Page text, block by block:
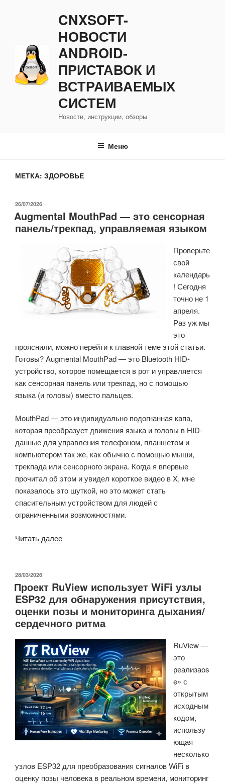
CNXSOFT-
НОВОСТИ
ANDROID-
ПРИСТАВОК И
ВСТРАИВАЕМЫХ
СИСТЕМ
Новости, инструкции, обзоры
Меню
МЕТКА: ЗДОРОВЬЕ
ОПУБЛИКОВАНО
26/07/2026
Augmental MouthPad — это сенсорная
панель/трекпад, управляемая языком
Проверьте
свой
календарь
! Сегодня
точно не 1
апреля.
Раз уж мы
это
прояснили, можно перейти к главной теме этой статьи.
Готовы? Augmental MouthPad — это Bluetooth HID-
устройство, которое помещается в рот и управляется
как сенсорная панель или трекпад, но с помощью
языка (и головы) вместо пальцев.
MouthPad — это индивидуально подогнанная капа,
которая преобразует движения языка и головы в HID-
данные для управления телефоном, планшетом и
компьютером так же, как обычно с помощью мыши,
трекпада или сенсорного экрана. Когда я впервые
прочитал об этом и увидел короткое видео в X, мне
показалось это шуткой, но это может стать
спасительным устройством для людей с
ограниченными возможностями.
Читать далее«Augmental
сенсорная
панель/
трекпад,
управляемая
ОПУБЛИКОВАНО
28/03/2026
Проект RuView использует WiFi узлы
ESP32 для обнаружения присутствия,
оценки позы и мониторинга дыхания/
сердечного ритма
RuView —
это
реализаos
e» с
открытым
исходным
кодом,
использу
ющая
несколько
узлов ESP32 для преобразования сигналов WiFi в
оценку позы человека в реальном времени, мониторинг